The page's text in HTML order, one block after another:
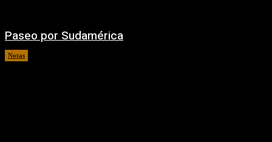
Paseo por Sudamérica
Notas